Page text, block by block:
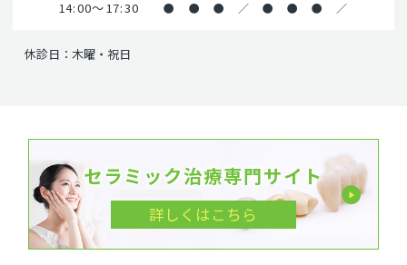
14:00～17:30 ● ● ● ／ ● ● ● ／
休診日：木曜・祝日
セラミック治療専門サイト
詳しくはこちら